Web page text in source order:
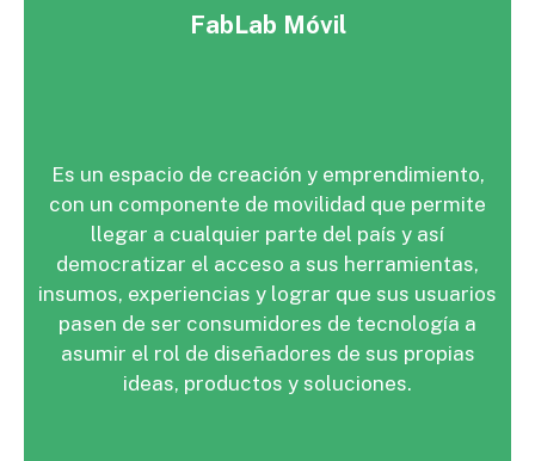
FabLab Móvil
Es un espacio de creación y emprendimiento,
con un componente de movilidad que permite
llegar a cualquier parte del país y así
democratizar el acceso a sus herramientas,
insumos, experiencias y lograr que sus usuarios
pasen de ser consumidores de tecnología a
asumir el rol de diseñadores de sus propias
ideas, productos y soluciones.